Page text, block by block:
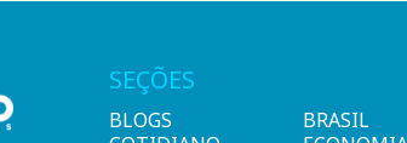
SEÇÕES
BLOGS
BRASIL